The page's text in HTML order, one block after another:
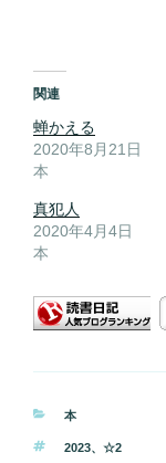
関連
蝉かえる
2020年8月21日
本
真犯人
2020年4月4日
本
カ
ゴ
本
タ
2023、 ☆2